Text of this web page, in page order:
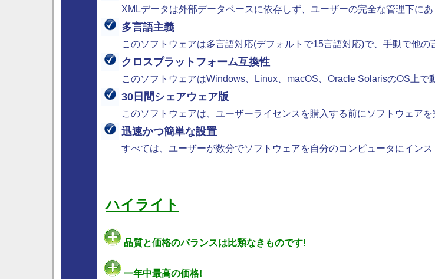
XMLデータは外部データベースに依存しず、ユーザーの完全な管理下にあ
多言語主義
このソフトウェアは多言語対応(デフォルトで15言語対応)で、手動で他の
クロスプラットフォーム互換性
このソフトウェアはWindows、Linux、macOS、Oracle SolarisのOS上で
30日間シェアウェア版
このソフトウェアは、ユーザーライセンスを購入する前にソフトウェア
迅速かつ簡単な設置
すべては、ユーザーが数分でソフトウェアを自分のコンピュータにイン
ハイライト
品質と価格のバランスは比類なきものです!
一年中最高の価格!